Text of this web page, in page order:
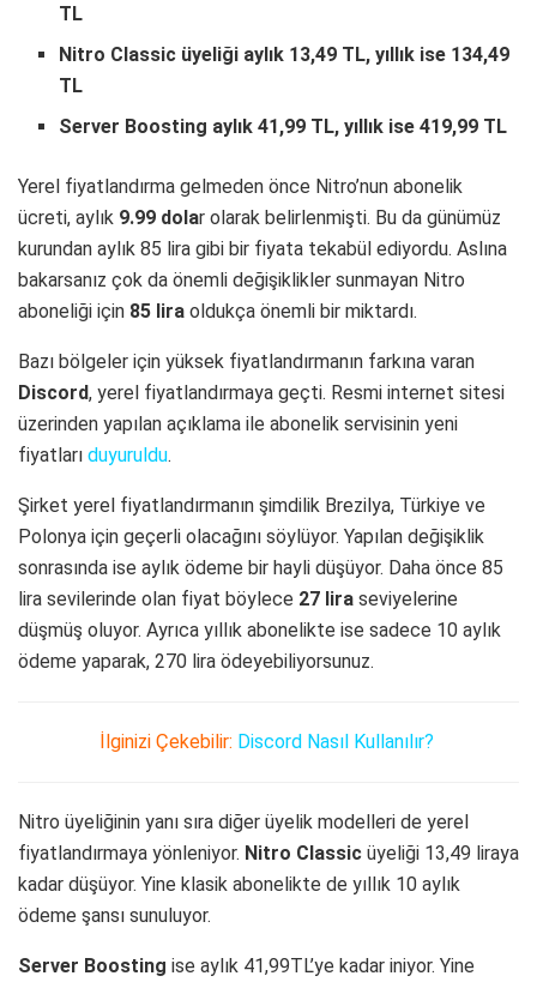
TL
Nitro Classic üyeliği aylık 13,49 TL, yıllık ise 134,49
TL
Server Boosting aylık 41,99 TL, yıllık ise 419,99 TL
Yerel fiyatlandırma gelmeden önce Nitro’nun abonelik
ücreti, aylık 9.99 dolar olarak belirlenmişti. Bu da günümüz
kurundan aylık 85 lira gibi bir fiyata tekabül ediyordu. Aslına
bakarsanız çok da önemli değişiklikler sunmayan Nitro
aboneliği için 85 lira oldukça önemli bir miktardı.
Bazı bölgeler için yüksek fiyatlandırmanın farkına varan
Discord, yerel fiyatlandırmaya geçti. Resmi internet sitesi
üzerinden yapılan açıklama ile abonelik servisinin yeni
fiyatları duyuruldu.
Şirket yerel fiyatlandırmanın şimdilik Brezilya, Türkiye ve
Polonya için geçerli olacağını söylüyor. Yapılan değişiklik
sonrasında ise aylık ödeme bir hayli düşüyor. Daha önce 85
lira sevilerinde olan fiyat böylece 27 lira seviyelerine
düşmüş oluyor. Ayrıca yıllık abonelikte ise sadece 10 aylık
ödeme yaparak, 270 lira ödeyebiliyorsunuz.
İlginizi Çekebilir: Discord Nasıl Kullanılır?
Nitro üyeliğinin yanı sıra diğer üyelik modelleri de yerel
fiyatlandırmaya yönleniyor. Nitro Classic üyeliği 13,49 liraya
kadar düşüyor. Yine klasik abonelikte de yıllık 10 aylık
ödeme şansı sunuluyor.
Server Boosting ise aylık 41,99TL’ye kadar iniyor. Yine